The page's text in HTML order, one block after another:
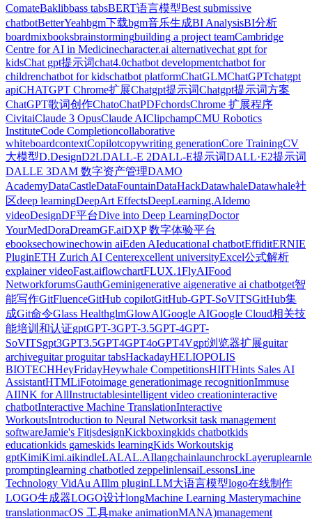
ComateBaklibbass tabsBERT语言模型Best submissive
chatbotBetterYeahbgm下载bgm音乐生成BI AnalysisBI分析
boardmixbooksbrainstormingbuilding a project teamCambridge
Centre for AI in Medicinecharacter.ai alternativechat gpt for
kidsChat gpt提示词chat4.0chatbot developmentchatbot for
childrenchatbot for kidschatbot platformChatGLMChatGPTchatgpt
apiCHATGPT Chrome扩展Chatgpt提示词Chatgpt提示词方案
ChatGPT歌词创作ChatoChatPDFchordsChrome 扩展程序
CivitaiClaude 3 OpusClaude AIClipchampCMU Robotics
InstituteCode Completioncollaborative
whiteboardcontextCopilotcopywriting generationCore TrainingCV
大模型D.DesignD2LDALL-E 2DALL-E提示词DALL·E2提示词
DALLE 3DAM 数字资产管理DAMO
AcademyDataCastleDataFountainDataHackDatawhaleDatawhale社
区deep learningDeepArt EffectsDeepLearning.AIdemo
videoDesignDF平台Dive into Deep LearningDoctor
YourMedDoraDreamGF.aiDXP 数字体验平台
ebooksechowinechowin aiEden AIeducational chatbotEffiditERNIE
PluginETH Zurich AI Centerexcellent universityExcel公式解析
explainer videoFast.aiflowchartFLUX.1FlyAIFood
NetworkforumsGauth‎Geminigenerative aigenerative ai chatbotget智
能写作GitFluenceGitHub copilotGitHub-GPT-SoVITSGitHub集
成Git命令Glass HealthglmGlowAIGoogle AIGoogle Cloud相关技
能培训和认证gptGPT-3GPT-3.5GPT-4GPT-
SoVITSgpt3GPT3.5GPT4GPT4oGPT4Vgpt浏览器扩展guitar
archiveguitar proguitar tabsHackadayHELIOPOLIS
BIOTECHHeyFridayHeywhale CompetitionsHIITHints Sales AI
AssistantHTMLiFotoimage generationimage recognitionImmuse
AIINK for AllInstructablesintelligent video creationinteractive
chatbotInteractive Machine TranslationInteractive
WorkoutsIntroduction to Neural Networksit task management
softwareJamie's FitjsdesignKickboxingkids chatbotkids
educationkids gameskids learningKids Workoutskig
gptKimiKimi.aikindleLALAL.AIlangchainlaunchrockLayeruplearn
promptinglearning chatbotled zeppelinlensaiLessonsLine
Technology VidAu AIllm pluginLLM大语言模型logo在线制作
LOGO生成器LOGO设计longMachine Learning Masterymachine
translationmacOS 工具make animationMANA)management